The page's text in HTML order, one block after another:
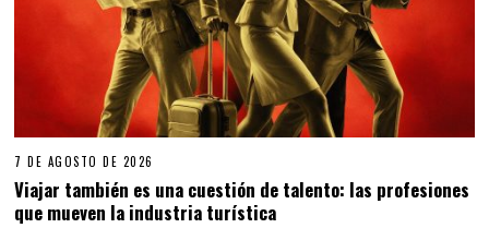
7 DE AGOSTO DE 2026
Viajar también es una cuestión de talento: las profesiones
que mueven la industria turística